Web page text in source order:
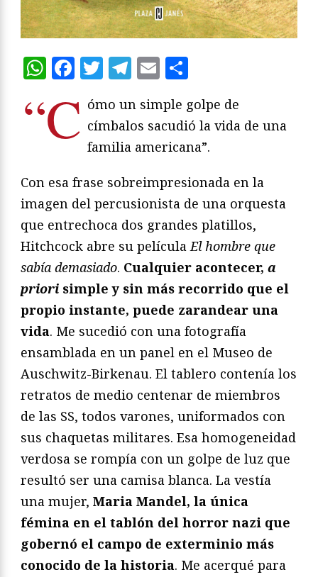
WhatsApp
Facebook
Twitter
Telegram
Email
“C ómo un simple golpe de
címbalos sacudió la vida de una
familia americana”.
Con esa frase sobreimpresionada en la
imagen del percusionista de una orquesta
que entrechoca dos grandes platillos,
Hitchcock abre su películaEl hombre que
sabía demasiado. Cualquier acontecer, a
priori simple y sin más recorrido que el
propio instante, puede zarandear una
vida. Me sucedió con una fotografía
ensamblada en un panel en el Museo de
Auschwitz-Birkenau. El tablero contenía los
retratos de medio centenar de miembros
de las SS, todos varones, uniformados con
sus chaquetas militares. Esa homogeneidad
verdosa se rompía con un golpe de luz que
resultó ser una camisa blanca. La vestía
una mujer, Maria Mandel, la única
fémina en el tablón del horror nazi que
gobernó el campo de exterminio más
conocido de la historia. Me acerqué para